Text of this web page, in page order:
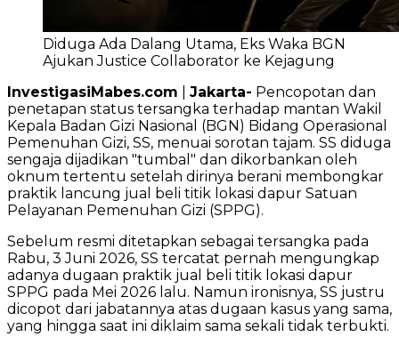
Diduga Ada Dalang Utama, Eks Waka BGN
Ajukan Justice Collaborator ke Kejagung
InvestigasiMabes.com
Jakarta- Pencopotan dan
penetapan status tersangka terhadap mantan Wakil
Kepala Badan Gizi Nasional (BGN) Bidang Operasional
Pemenuhan Gizi, SS, menuai sorotan tajam. SS diduga
sengaja dijadikan "tumbal" dan dikorbankan oleh
oknum tertentu setelah dirinya berani membongkar
praktik lancung jual beli titik lokasi dapur Satuan
Pelayanan Pemenuhan Gizi (SPPG).
Sebelum resmi ditetapkan sebagai tersangka pada
Rabu, 3 Juni 2026, SS tercatat pernah mengungkap
adanya dugaan praktik jual beli titik lokasi dapur
SPPG pada Mei 2026 lalu. Namun ironisnya, SS justru
dicopot dari jabatannya atas dugaan kasus yang sama,
yang hingga saat ini diklaim sama sekali tidak terbukti.